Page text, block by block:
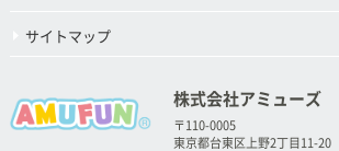
サイトマップ
株式会社アミューズ
〒110-0005
東京都台東区上野2丁目11-20